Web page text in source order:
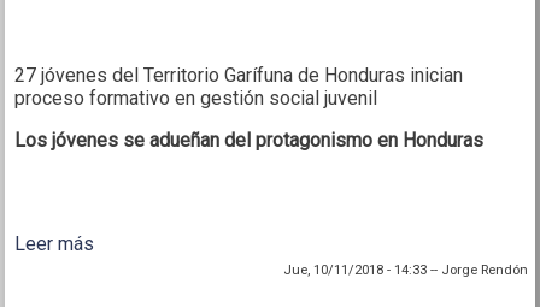
27 jóvenes del Territorio Garífuna de Honduras inician
proceso formativo en gestión social juvenil
Los jóvenes se adueñan del protagonismo en Honduras
Leer más
Jue, 10/11/2018 - 14:33-- Jorge Rendón